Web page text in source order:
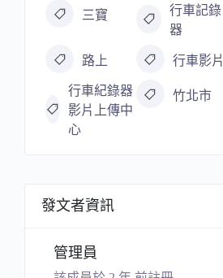
三寶
行車記錄
器
路上 行車影片
行車紀錄器
影片上傳中
心
竹北市
發文者資訊
管理員